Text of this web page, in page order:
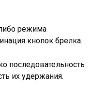
режима
кнопок брелка.
последовательность
их удержания.